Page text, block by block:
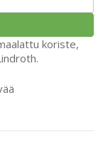
koriste,